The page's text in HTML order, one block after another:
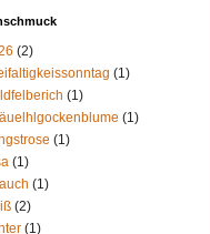
(2)
(1)
(1)
(1)
(1)
(1)
(1)
(2)
(1)